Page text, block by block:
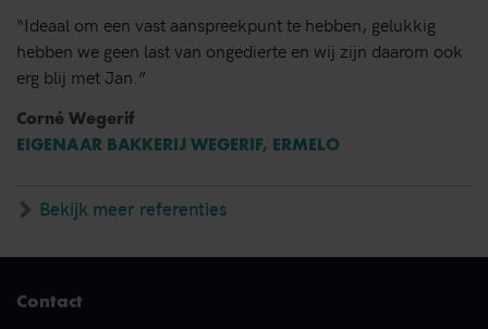
“Ideaal om een vast aanspreekpunt te hebben, gelukkig
hebben we geen last van ongedierte en wij zijn daarom ook
erg blij met Jan.”
Corné Wegerif
EIGENAAR BAKKERIJ WEGERIF, ERMELO
Bekijk meer referenties
Contact